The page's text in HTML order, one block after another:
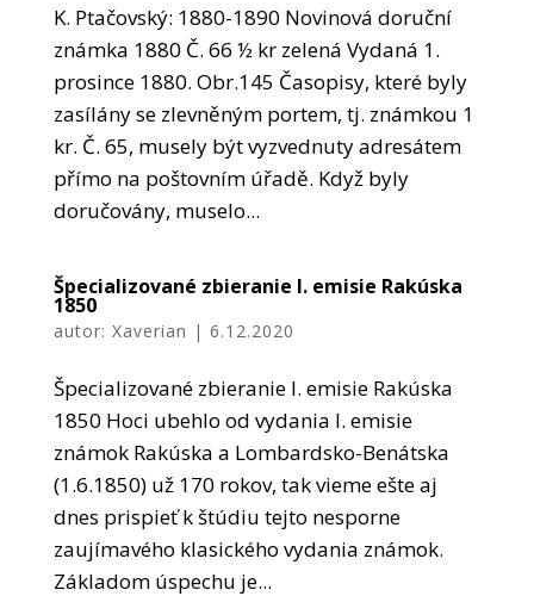
K. Ptačovský: 1880-1890 Novinová doruční
známka 1880 Č. 66 ½ kr zelená Vydaná 1.
prosince 1880. Obr.145​ Časopisy, které byly
zasílány se zlevněným portem, tj. známkou 1
kr. Č. 65, musely být vyzvednuty adresátem
přímo na poštovním úřadě. Když byly
doručovány, muselo...
Špecializované zbieranie I. emisie Rakúska
1850
autor: Xaverian | 6.12.2020
Špecializované zbieranie I. emisie Rakúska
1850 Hoci ubehlo od vydania I. emisie
známok Rakúska a Lombardsko-Benátska
(1.6.1850) už 170 rokov, tak vieme ešte aj
dnes prispieť k štúdiu tejto nesporne
zaujímavého klasického vydania známok.
Základom úspechu je...